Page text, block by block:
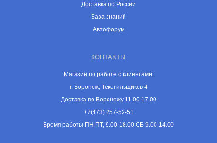
Доставка по России
База знаний
Автофорум
КОНТАКТЫ
Магазин по работе с клиентами:
г. Воронеж, Текстильщиков 4
Доставка по Воронежу 11.00-17.00
+7(473) 257-52-51
Время работы ПН-ПТ, 9.00-18.00 СБ 9.00-14.00